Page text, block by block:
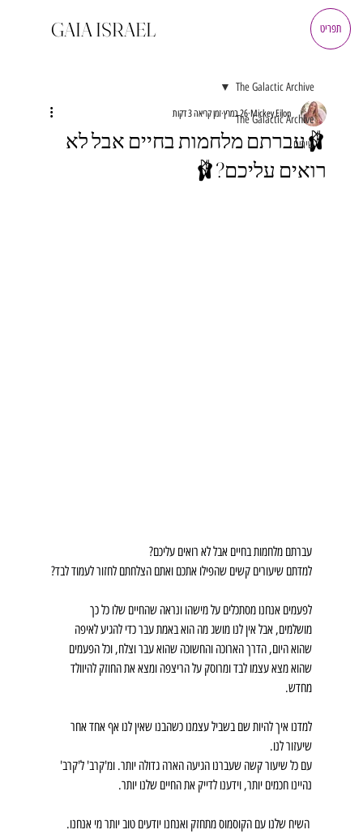
GAIA ISRAEL תפריט
The Galactic Archive
שירים
The Galactic Archive
🩰עברתם מלחמות בחיים אבל לא
רואים עליכם?🩰
Mickey Eilon 26 במרץ זמן קריאה 3 דקות
עברתם מלחמות בחיים אבל לא רואים עליכם?
למדתם שיעורים קשים שהפילו אתכם ואתם הצלחתם לחזור לעמוד לבד?
לפעמים אנחנו מסתכלים על מישהו ונראה שהחיים שלו כל כך
מושלמים, אבל אין לנו מושג מה הוא באמת עבר כדי להגיע לאיפה
שהוא היום, הדרך הארוכה והחשוכה שהוא עבר וצלח, וכל הפעמים
שהוא מצא עצמו לבד ומרוסק על הריצפה ומצא את החוזק להיוולד
מחדש.
למדנו איך להיות שם בשביל עצמנו כשהבנו שאין לנו אף אחד אחר
שיעזור לנו.
עם כל שיעור קשה שעברנו הגיעה הארה גדולה יותר. ומ'קרב' ל'קרב'
נהיינו חכמים יותר, וידענו לדייק את החיים שלנו יותר.
השיח שלנו עם הקוסמוס מתחזק ואנחנו יודעים טוב יותר מי אנחנו.